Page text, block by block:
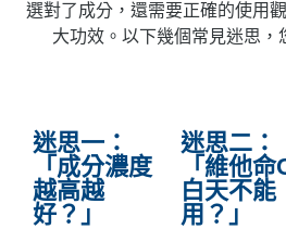
選對了成分，還需要正確的使用
大功效。以下幾個常見迷思，
迷思一：
「成分濃度
越高越
好？」
迷思二：
「維他命
白天不能
用？」